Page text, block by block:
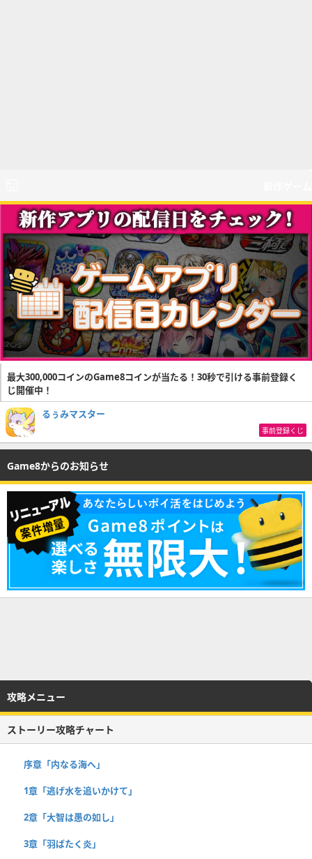
最大300,000コインのGame8コインが当たる！30秒で引ける事前登録く
じ開催中！
るぅみマスター
事前登録くじ
Game8からのお知らせ
攻略メニュー
ストーリー攻略チャート
序章「内なる海へ」
1章「逃げ水を追いかけて」
2章「大智は愚の如し」
3章「羽ばたく炎」